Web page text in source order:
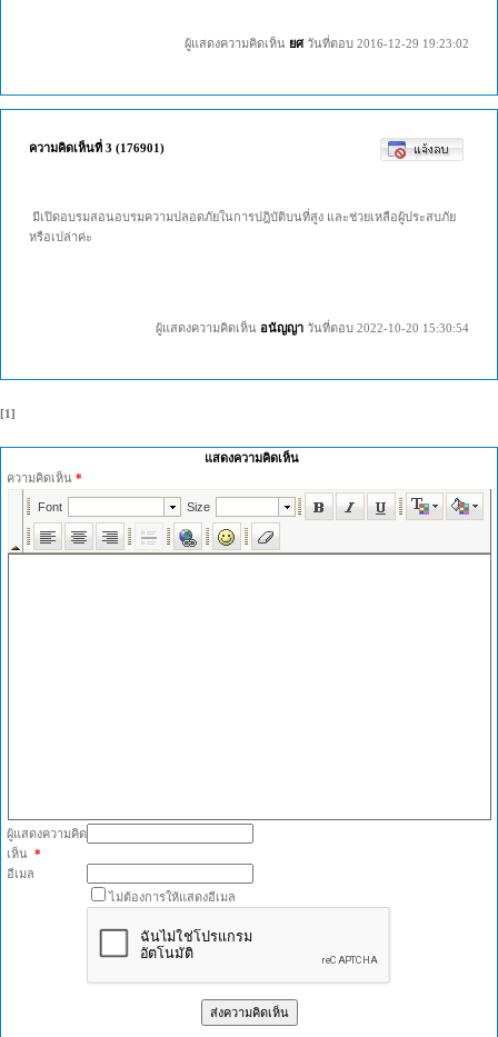
ผู้แสดงความคิดเห็น ยศวันที่ตอบ 2016-12-29 19:23:02
ความคิดเห็นที่ 3 (176901)
มีเปิดอบรมสอนอบรมความปลอดภัยในการปฎิบัติบนที่สูง และช่วยเหลือผู้ประสบภัย
หรือเปล่าค่ะ
ผู้แสดงความคิดเห็น อนัญญา วันที่ตอบ 2022-10-20 15:30:54
[1]
แสดงความคิดเห็น
ความคิดเห็น *
ผู้แสดงความคิด
เห็น *
อีเมล
ไม่ต้องการให้แสดงอีเมล